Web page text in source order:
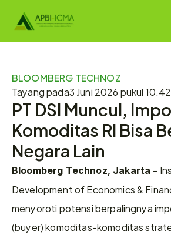
BLOOMBERG TECHNOZ
Tayang pada3 Juni 2026 pukul 10.42
PT DSI Muncul,
Komoditas RI Bisa
Negara Lain
Bloomberg Technoz, Jakarta –
Development of Economics &
menyoroti potensi berpalingnya
(buyer) komoditas-komoditas